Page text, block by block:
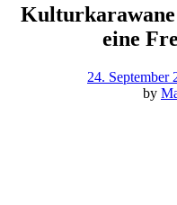
eine
24. September
by